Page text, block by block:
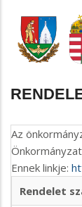
Az
Ennek linkje:
Rendelet